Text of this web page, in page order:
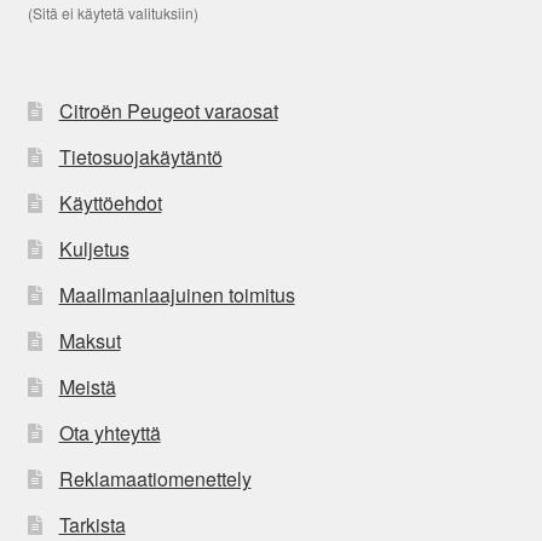
(Sitä ei käytetä valituksiin)
Citroën Peugeot varaosat
Tietosuojakäytäntö
Käyttöehdot
Kuljetus
Maailmanlaajuinen toimitus
Maksut
Meistä
Ota yhteyttä
Reklamaatiomenettely
Tarkista